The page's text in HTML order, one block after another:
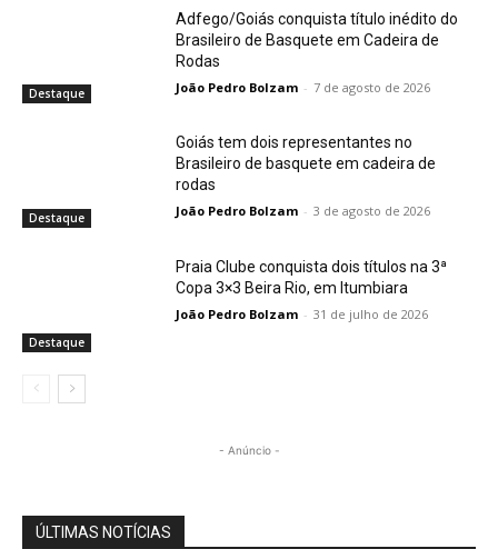
Destaque
Adfego/Goiás conquista título inédito do
Brasileiro de Basquete em Cadeira de
Rodas
João Pedro Bolzam - 7 de agosto de 2026
Destaque
Goiás tem dois representantes no
Brasileiro de basquete em cadeira de
rodas
João Pedro Bolzam - 3 de agosto de 2026
Destaque
Praia Clube conquista dois títulos na 3ª
Copa 3×3 Beira Rio, em Itumbiara
João Pedro Bolzam - 31 de julho de 2026
- Anúncio -
ÚLTIMAS NOTÍCIAS